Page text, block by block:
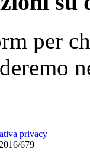
per
privacy
679